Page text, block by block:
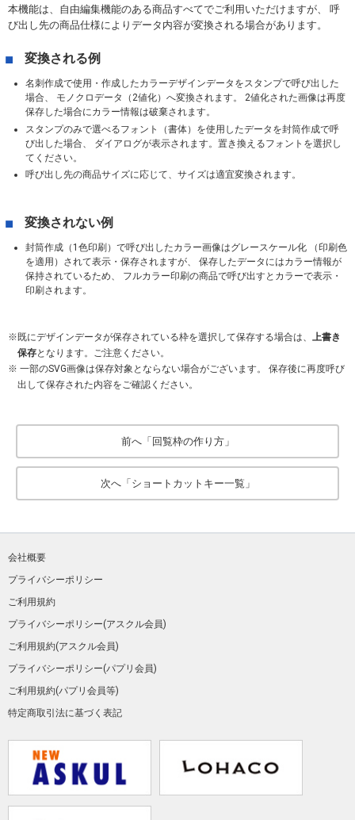
本機能は、自由編集機能のある商品すべてでご利用いただけますが、 呼
び出し先の商品仕様によりデータ内容が変換される場合があります。
変換される例
名刺作成で使用・作成したカラーデザインデータをスタンプで呼び出した
場合、 モノクロデータ（2値化）へ変換されます。 2値化された画像は再度
保存した場合にカラー情報は破棄されます。
スタンプのみで選べるフォント（書体）を使用したデータを封筒作成で呼
び出した場合、 ダイアログが表示されます。置き換えるフォントを選択し
てください。
呼び出し先の商品サイズに応じて、サイズは適宜変換されます。
変換されない例
封筒作成（1色印刷）で呼び出したカラー画像はグレースケール化 （印刷色
を適用）されて表示・保存されますが、 保存したデータにはカラー情報が
保持されているため、 フルカラー印刷の商品で呼び出すとカラーで表示・
印刷されます。
既にデザインデータが保存されている枠を選択して保存する場合は、 上書き
保存となります。ご注意ください。
一部のSVG画像は保存対象とならない場合がございます。 保存後に再度呼び
出して保存された内容をご確認ください。
前へ「回覧枠の作り方」
次へ「ショートカットキー一覧」
会社概要
プライバシーポリシー
ご利用規約
プライバシーポリシー(アスクル会員)
ご利用規約(アスクル会員)
プライバシーポリシー(パプリ会員)
ご利用規約(パプリ会員等)
特定商取引法に基づく表記